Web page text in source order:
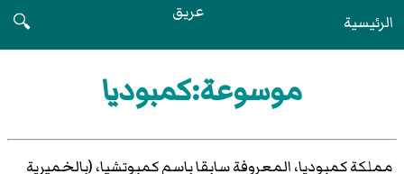
الرئيسية عريق
🔍
موسوعة:كمبوديا
مملكة كمبوديا، المعروفة سابقا باسم كمبوتشيا، (بالخميرية